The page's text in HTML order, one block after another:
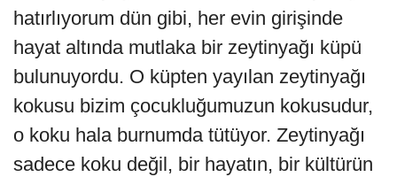
hatırlıyorum dün gibi, her evin girişinde
hayat altında mutlaka bir zeytinyağı küpü
bulunuyordu. O küpten yayılan zeytinyağı
kokusu bizim çocukluğumuzun kokusudur,
o koku hala burnumda tütüyor. Zeytinyağı
sadece koku değil, bir hayatın, bir kültürün